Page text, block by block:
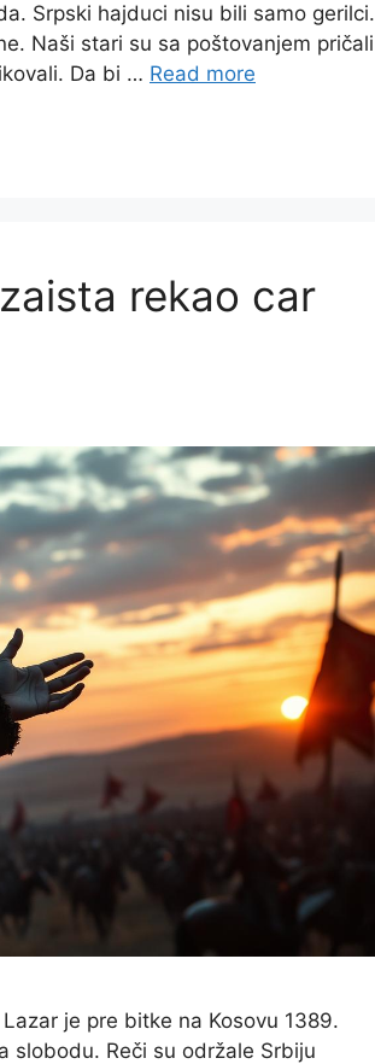
Srpski hajduci nisu bili samo gerilci.
Naši stari su sa poštovanjem pričali
Da bi … Read more
rekao car
je pre bitke na Kosovu 1389.
slobodu. Reči su održale Srbiju